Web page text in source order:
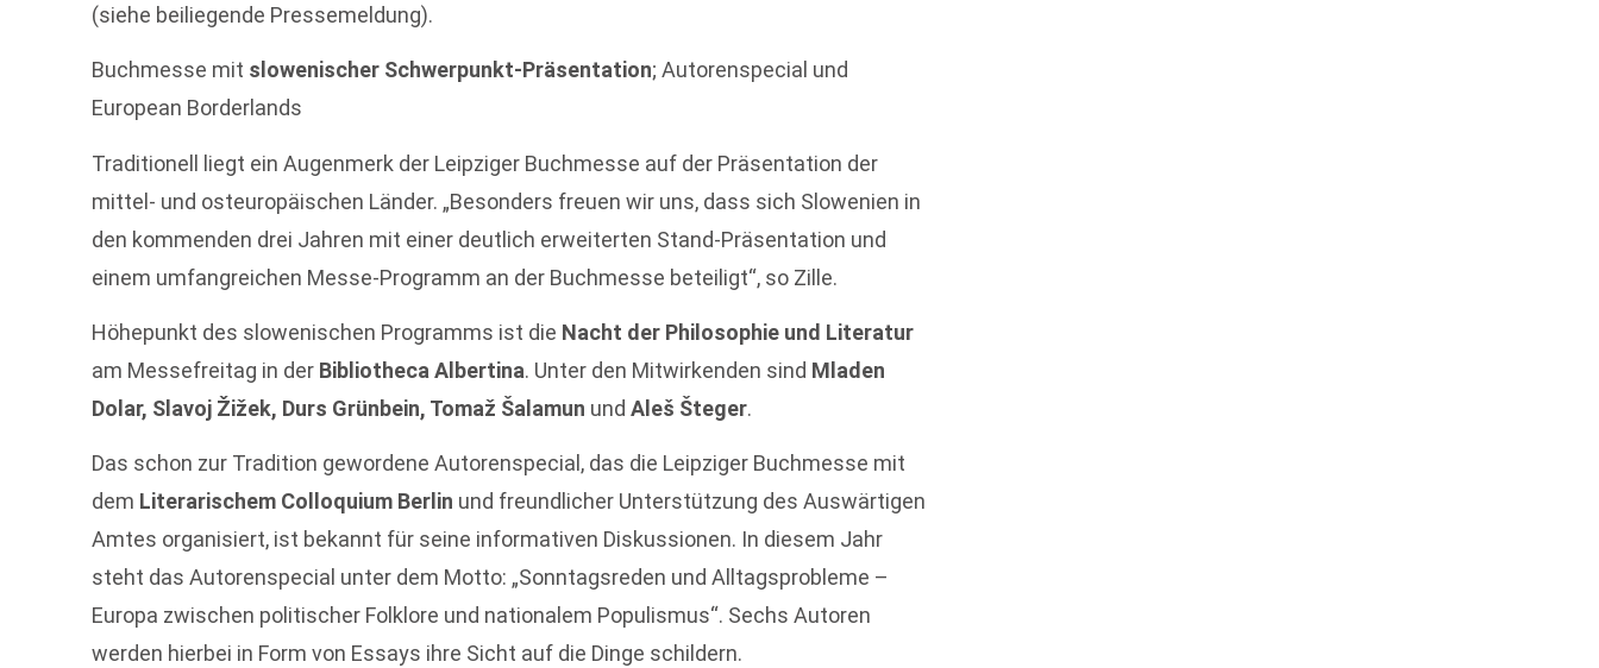
(siehe beiliegende Pressemeldung).
Buchmesse mit slowenischer Schwerpunkt-Präsentation; Autorenspecial und
European Borderlands
Traditionell liegt ein Augenmerk der Leipziger Buchmesse auf der Präsentation der
mittel- und osteuropäischen Länder. „Besonders freuen wir uns, dass sich Slowenien in
den kommenden drei Jahren mit einer deutlich erweiterten Stand-Präsentation und
einem umfangreichen Messe-Programm an der Buchmesse beteiligt“, so Zille.
Höhepunkt des slowenischen Programms ist die Nacht der Philosophie und Literatur
am Messefreitag in der Bibliotheca Albertina. Unter den Mitwirkenden sind Mladen
Dolar, Slavoj Žižek, Durs Grünbein, Tomaž Šalamun undAleš Šteger.
Das schon zur Tradition gewordene Autorenspecial, das die Leipziger Buchmesse mit
dem Literarischem Colloquium Berlin und freundlicher Unterstützung des Auswärtigen
Amtes organisiert, ist bekannt für seine informativen Diskussionen. In diesem Jahr
steht das Autorenspecial unter dem Motto: „Sonntagsreden und Alltagsprobleme –
Europa zwischen politischer Folklore und nationalem Populismus“. Sechs Autoren
werden hierbei in Form von Essays ihre Sicht auf die Dinge schildern.